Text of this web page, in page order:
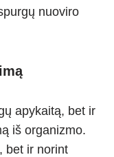
nuoviro
apykaitą, bet ir
iš organizmo.
bet ir norint